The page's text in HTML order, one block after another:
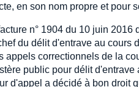
en son nom propre et pour
n° 1904 du 10 juin
du délit d'entrave au
appels correctionnels de la
public pour délit
d'appel a décidé à bon droit